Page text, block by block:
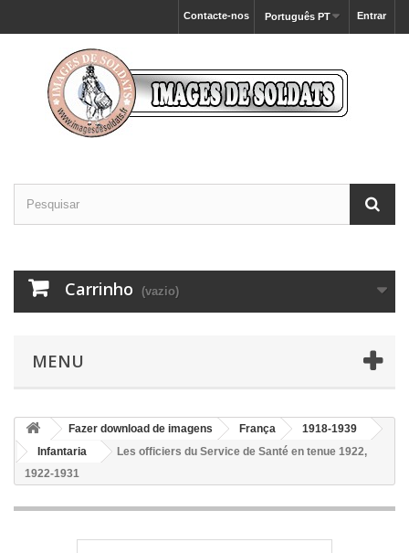
Entrar
Português PT
Contacte-nos
Carrinho (vazio)
MENU
Fazer download de imagens França
1918-1939
Infantaria
Les officiers du Service de Santé en tenue 1922,
1922-1931